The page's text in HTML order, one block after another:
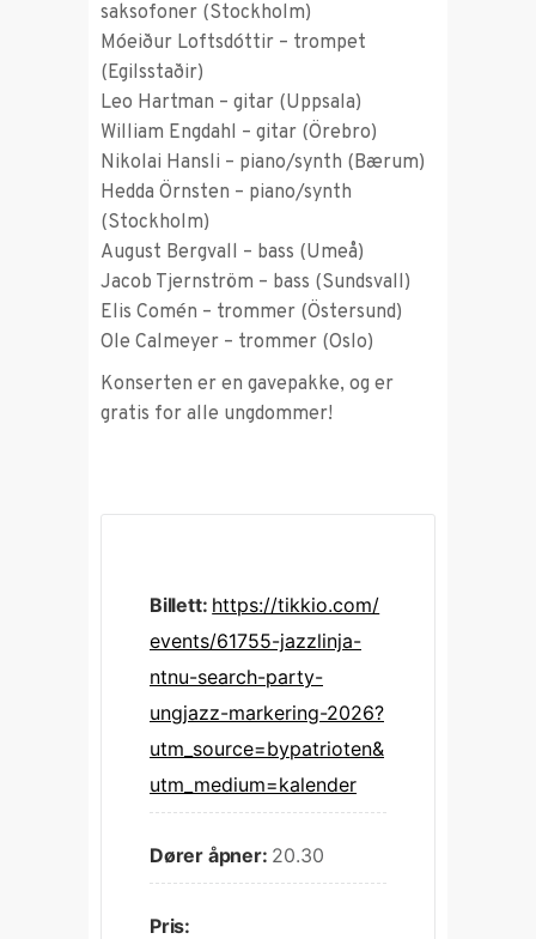
saksofoner (Stockholm)
Móeiður Loftsdóttir – trompet
(Egilsstaðir)
Leo Hartman – gitar (Uppsala)
William Engdahl – gitar (Örebro)
Nikolai Hansli – piano/synth (Bærum)
Hedda Örnsten – piano/synth
(Stockholm)
August Bergvall – bass (Umeå)
Jacob Tjernström – bass (Sundsvall)
Elis Comén – trommer (Östersund)
Ole Calmeyer – trommer (Oslo)
Konserten er en gavepakke, og er
gratis for alle ungdommer!
Billett: https://tikkio.com/
events/61755-jazzlinja-
ntnu-search-party-
ungjazz-markering-2026?
utm_source=bypatrioten&
utm_medium=kalender
Dører åpner: 20.30
Pris: